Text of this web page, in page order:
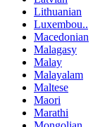
Lithuanian
Luxembou..
Macedonian
Malagasy
Malay
Malayalam
Maltese
Maori
Marathi